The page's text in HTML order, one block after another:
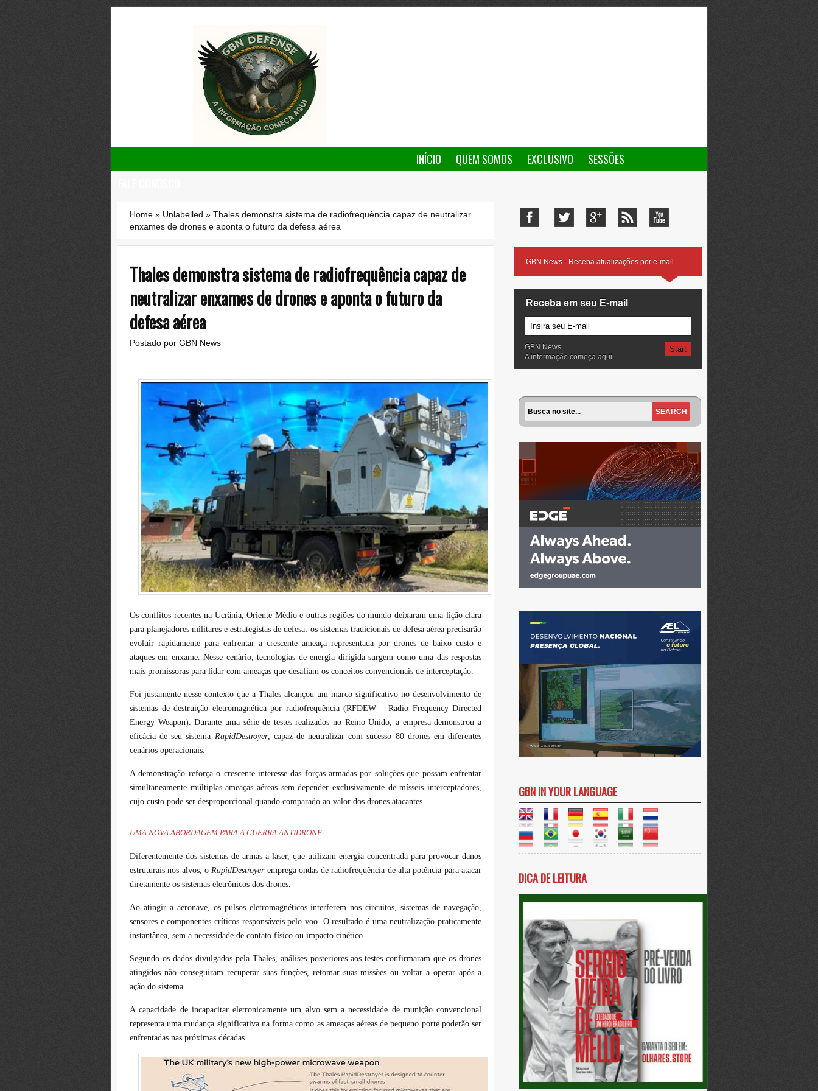
INÍCIO QUEM SOMOS EXCLUSIVO
SESSÕES
Home » Unlabelled » Thales demonstra sistema de radiofrequência capaz de neutralizar
enxames de drones e aponta o futuro da defesa aérea
Thales demonstra sistema de radiofrequência capaz de
neutralizar enxames de drones e aponta o futuro da
defesa aérea
Postado por GBN News
Os conflitos recentes na Ucrânia, Oriente Médio e outras regiões do mundo deixaram uma lição clara
para planejadores militares e estrategistas de defesa: os sistemas tradicionais de defesa aérea precisarão
evoluir rapidamente para enfrentar a crescente ameaça representada por drones de baixo custo e
ataques em enxame. Nesse cenário, tecnologias de energia dirigida surgem como uma das respostas
mais promissoras para lidar com ameaças que desafiam os conceitos convencionais de interceptação.
Foi justamente nesse contexto que a Thales alcançou um marco significativo no desenvolvimento de
sistemas de destruição eletromagnética por radiofrequência (RFDEW – Radio Frequency Directed
Energy Weapon). Durante uma série de testes realizados no Reino Unido, a empresa demonstrou a
eficácia de seu sistema RapidDestroyer, capaz de neutralizar com sucesso 80 drones em diferentes
cenários operacionais.
A demonstração reforça o crescente interesse das forças armadas por soluções que possam enfrentar
simultaneamente múltiplas ameaças aéreas sem depender exclusivamente de mísseis interceptadores,
cujo custo pode ser desproporcional quando comparado ao valor dos drones atacantes.
UMA NOVA ABORDAGEM PARA A GUERRA ANTIDRONE
Diferentemente dos sistemas de armas a laser, que utilizam energia concentrada para provocar danos
estruturais nos alvos, o RapidDestroyer emprega ondas de radiofrequência de alta potência para atacar
diretamente os sistemas eletrônicos dos drones.
Ao atingir a aeronave, os pulsos eletromagnéticos interferem nos circuitos, sistemas de navegação,
sensores e componentes críticos responsáveis pelo voo. O resultado é uma neutralização praticamente
instantânea, sem a necessidade de contato físico ou impacto cinético.
Segundo os dados divulgados pela Thales, análises posteriores aos testes confirmaram que os drones
atingidos não conseguiram recuperar suas funções, retomar suas missões ou voltar a operar após a
ação do sistema.
A capacidade de incapacitar eletronicamente um alvo sem a necessidade de munição convencional
representa uma mudança significativa na forma como as ameaças aéreas de pequeno porte poderão ser
enfrentadas nas próximas décadas.
GBN News - Receba atualizações por e-mail
Receba em seu E-mail
GBN News
A informação começa aqui
GBN IN YOUR LANGUAGE
DICA DE LEITURA